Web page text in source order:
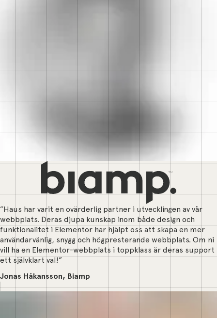
”Haus har varit en ovärderlig partner i utvecklingen av vår
webbplats. Deras djupa kunskap inom både design och
funktionalitet i Elementor har hjälpt oss att skapa en mer
användarvänlig, snygg och högpresterande webbplats. Om ni
vill ha en Elementor-webbplats i toppklass är deras support
ett självklart val!”
Jonas Håkansson, Biamp